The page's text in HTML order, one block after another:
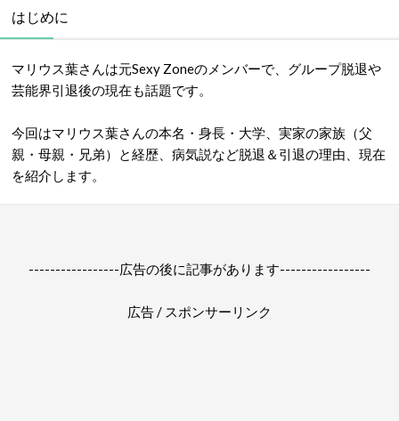
はじめに
マリウス葉さんは元Sexy Zoneのメンバーで、グループ脱退や
芸能界引退後の現在も話題です。
今回はマリウス葉さんの本名・身長・大学、実家の家族（父
親・母親・兄弟）と経歴、病気説など脱退＆引退の理由、現在
を紹介します。
-----------------広告の後に記事があります-----------------
広告 / スポンサーリンク